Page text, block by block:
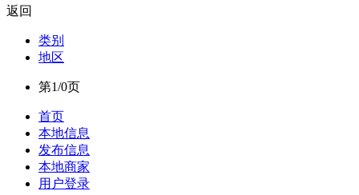
返回
类别
地区
第1/0页
首页
本地信息
发布信息
本地商家
用户登录